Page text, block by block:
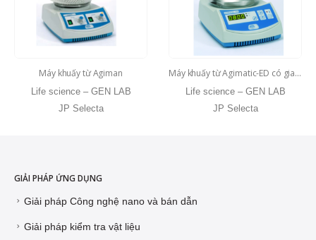
Máy khuấy từ Agiman
Life science – GEN LAB
JP Selecta
Máy khuấy từ Agimatic-ED có gia nhiệt
Life science – GEN LAB
JP Selecta
GIẢI PHÁP ỨNG DỤNG
Giải pháp Công nghệ nano và bán dẫn
Giải pháp kiểm tra vật liệu